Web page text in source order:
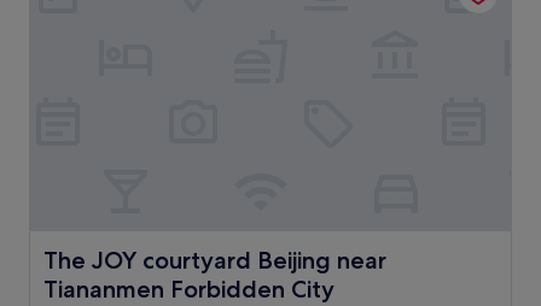
The JOY courtyard Beijing near
Tiananmen Forbidden City
The JOY courtyard Beijing near Tiananmen Forbidden